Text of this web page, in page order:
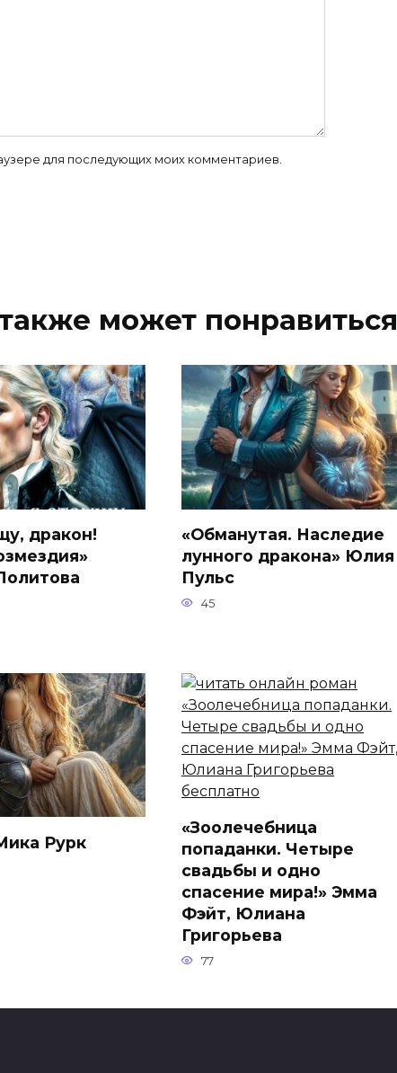
для последующих моих комментариев.
может понравиться
дракон!
«Обманутая. Наследие
лунного дракона» Юлия
Пульс
45
Рурк
«Зоолечебница
попаданки. Четыре
свадьбы и одно
спасение мира!» Эмма
Фэйт, Юлиана
Григорьева
77